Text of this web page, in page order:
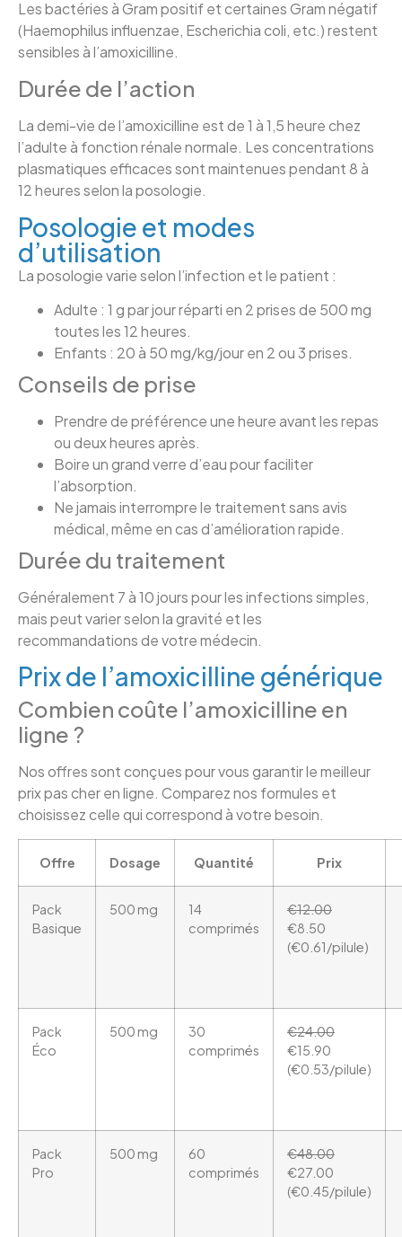
Les bactéries à Gram positif et certaines Gram négatif
(Haemophilus influenzae, Escherichia coli, etc.) restent
sensibles à l’amoxicilline.
Durée de l’action
La demi-vie de l’amoxicilline est de 1 à 1,5 heure chez
l’adulte à fonction rénale normale. Les concentrations
plasmatiques efficaces sont maintenues pendant 8 à
12 heures selon la posologie.
Posologie et modes
d’utilisation
La posologie varie selon l’infection et le patient :
Adulte : 1 g par jour réparti en 2 prises de 500 mg
toutes les 12 heures.
Enfants : 20 à 50 mg/kg/jour en 2 ou 3 prises.
Conseils de prise
Prendre de préférence une heure avant les repas
ou deux heures après.
Boire un grand verre d’eau pour faciliter
l’absorption.
Ne jamais interrompre le traitement sans avis
médical, même en cas d’amélioration rapide.
Durée du traitement
Généralement 7 à 10 jours pour les infections simples,
mais peut varier selon la gravité et les
recommandations de votre médecin.
Prix de l’amoxicilline générique
Combien coûte l’amoxicilline en
ligne ?
Nos offres sont conçues pour vous garantir le meilleur
prix pas cher en ligne. Comparez nos formules et
choisissez celle qui correspond à votre besoin.
Offre Dosage Quantité Prix
Pack
Basique
500 mg
14
comprimés
€12.00
€8.50
(€0.61/pilule)
Pack
Éco
500 mg
30
comprimés
€24.00
€15.90
(€0.53/pilule)
Pack
Pro
500 mg
60
comprimés
€48.00
€27.00
(€0.45/pilule)